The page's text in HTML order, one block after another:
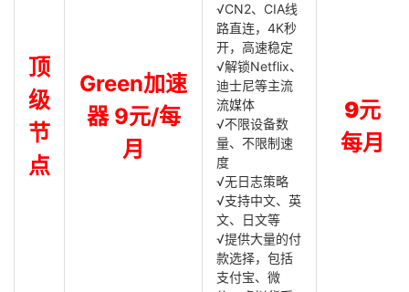
顶
级
节
点
Green加速
器 9元/每
月
√CN2、CIA线
路直连，4K秒
开，高速稳定
√解锁Netflix、
迪士尼等主流
流媒体
√不限设备数
量、不限制速
度
√无日志策略
√支持中文、英
文、日文等
√提供大量的付
款选择，包括
支付宝、微
9元
每月